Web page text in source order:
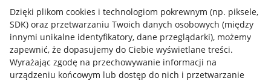
Dzięki plikom cookies i technologiom pokrewnym (np. piksele,
SDK) oraz przetwarzaniu Twoich danych osobowych (między
innymi unikalne identyfikatory, dane przeglądarki), możemy
zapewnić, że dopasujemy do Ciebie wyświetlane treści.
Wyrażając zgodę na przechowywanie informacji na
urządzeniu końcowym lub dostęp do nich i przetwarzanie